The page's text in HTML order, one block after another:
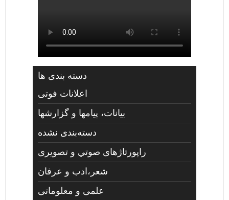
دسته بندی ها
اعلانات فوتی
بیانات، پیامها و گزارشها
دسته‌بندی نشده
راپورتاژهای صوتي و تصويری
شعر،ادب و عرفان
علمی و معلوماتی